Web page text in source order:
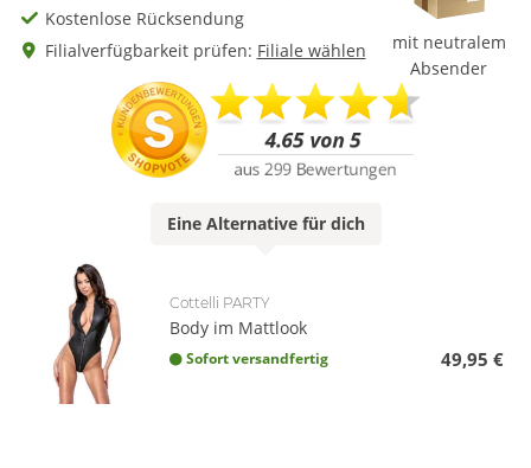
Kostenlose Rücksendung
Filialverfügbarkeit prüfen: Filiale wählen
mit neutralem
Absender
Eine Alternativefür dich
Cottelli PARTY
Body im Mattlook
Sofort versandfertig 49,95 €